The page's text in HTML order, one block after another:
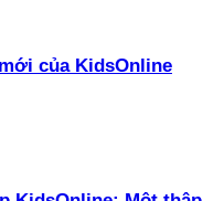
của KidsOnline